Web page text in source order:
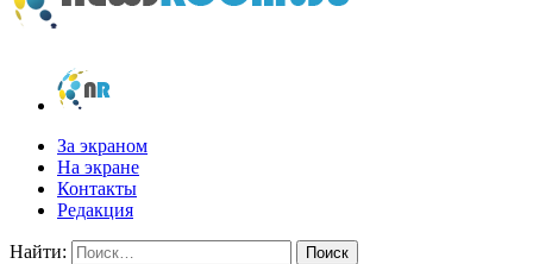
newsroom.su
Новости о новостях
За экраном
На экране
Контакты
Редакция
Найти: